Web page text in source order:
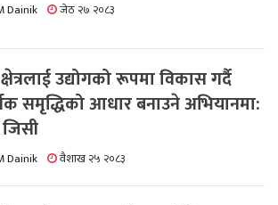
Dainik जेठ २७ २०८३
उद्योगको रूपमा विकास गर्दै
समृद्धिको आधार बनाउने अभियानमा:
Dainik वैशाख २५ २०८३